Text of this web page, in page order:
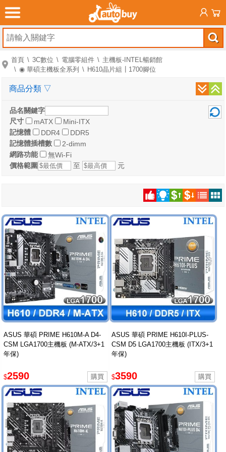
首頁 3C數位 電腦零組件
主機板-INTEL暢銷館
◉ 華碩主機板全系列
H610晶片組┃1700腳位
品名關鍵字
尺寸
mATX
Mini-ITX
記憶體
DDR4
DDR5
記憶體插槽數
2-dimm
網路功能
無Wi-Fi
價格範圍
至 元
ASUS 華碩 PRIME H610M-A D4-
CSM LGA1700主機板 (M-ATX/3+1
年保)
$2590
ASUS 華碩 PRIME H610I-PLUS-
CSM D5 LGA1700主機板 (ITX/3+1
年保)
$3590
商品分類 ▽